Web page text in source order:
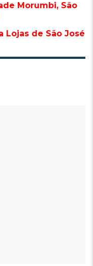
Morumbi, São
Lojas de São José